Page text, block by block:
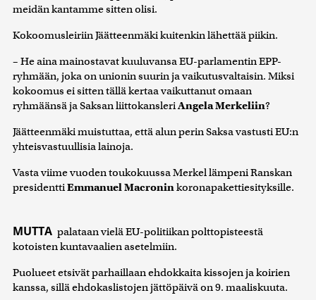
meidän kantamme sitten olisi.
Kokoomusleiriin Jäätteenmäki kuitenkin lähettää piikin.
– He aina mainostavat kuuluvansa EU-parlamentin EPP-
ryhmään, joka on unionin suurin ja vaikutusvaltaisin. Miksi
kokoomus ei sitten tällä kertaa vaikuttanut omaan
ryhmäänsä ja Saksan liittokansleriAngela Merkeliin?
Jäätteenmäki muistuttaa, että alun perin Saksa vastusti EU:n
yhteisvastuullisia lainoja.
Vasta viime vuoden toukokuussa Merkel lämpeni Ranskan
presidenttiEmmanuel Macroninkoronapakettiesityksille.
MUTTA palataan vielä EU-politiikan polttopisteestä
kotoisten kuntavaalien asetelmiin.
Puolueet etsivät parhaillaan ehdokkaita kissojen ja koirien
kanssa, sillä ehdokaslistojen jättöpäivä on 9. maaliskuuta.